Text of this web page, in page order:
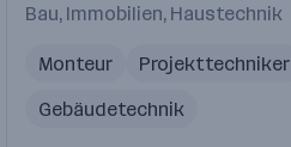
Bau, Immobilien, Haustechnik
Monteur Projekttechniker
Gebäudetechnik